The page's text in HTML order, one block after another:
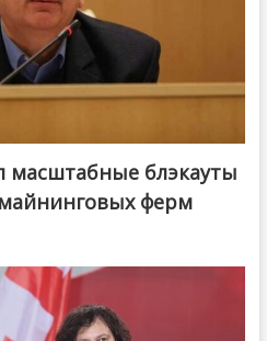
масштабные блэкауты
ферм